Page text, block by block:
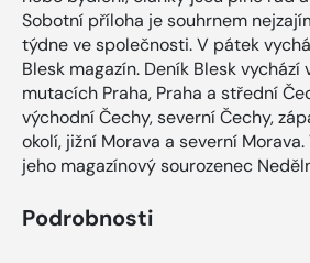
Sobotní příloha je souhrnem
týdne ve společnosti. V pátek
Blesk magazín. Deník Blesk vychází
mutacích Praha, Praha a střední
východní Čechy, severní Čechy,
okolí, jižní Morava a severní
jeho magazínový sourozenec
Podrobnosti